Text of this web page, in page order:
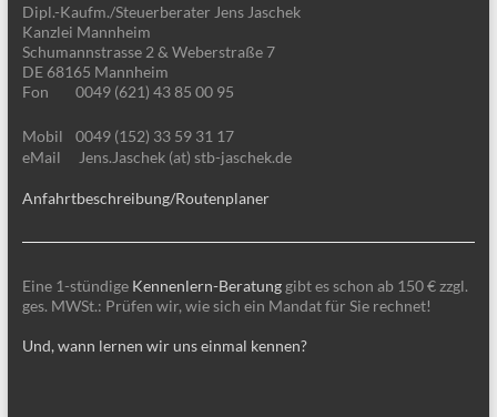
Dipl.-Kaufm./Steuerberater Jens Jaschek
Kanzlei Mannheim
Schumannstrasse 2 & Weberstraße 7
DE 68165 Mannheim
Fon
0049 (621) 43 85 00 95
Mobil
0049 (152) 33 59 31 17
eMail
Jens.Jaschek (at) stb-jaschek.de
Anfahrtbeschreibung/Routenplaner
Eine 1-stündige Kennenlern-Beratunggibt es schon ab 150 € zzgl.
ges. MWSt.: Prüfen wir, wie sich ein Mandat für Sie rechnet!
Und, wann lernen wir uns einmal kennen?